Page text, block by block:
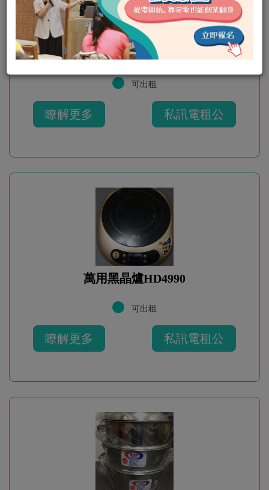
都會叢林創作燈具-麋鹿
可出租
瞭解更多 私訊電租公
萬用黑晶爐HD4990
可出租
瞭解更多 私訊電租公